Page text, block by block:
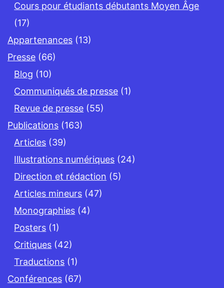
Cours pour étudiants débutants Moyen Âge
(17)
Appartenances (13)
Presse (66)
Blog (10)
Communiqués de presse (1)
Revue de presse (55)
Publications (163)
Articles (39)
Illustrations numériques (24)
Direction et rédaction (5)
Articles mineurs (47)
Monographies (4)
Posters (1)
Critiques (42)
Traductions (1)
Conférences (67)